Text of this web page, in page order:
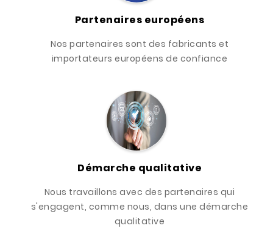
Partenaires européens
Nos partenaires sont des fabricants et
importateurs européens de confiance
Démarche qualitative
Nous travaillons avec des partenaires qui
s'engagent, comme nous, dans une démarche
qualitative